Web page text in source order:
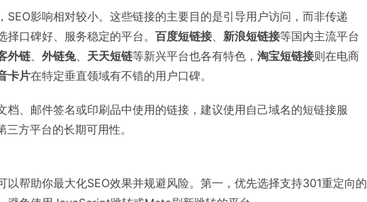
影响相对较小。这些链接的主要目的是引导用户访问，而非传递
口碑好、服务稳定的平台。 百度短链接、 新浪短链接等国内主流平台
外链、 外链兔、 天天短链等新兴平台也各有特色， 淘宝短链接则在电商
卡片在特定垂直领域有不错的用户口碑。
档、邮件签名或印刷品中使用的链接，建议使用自己域名的短链接服
方平台的长期可用性。
帮助你最大化SEO效果并规避风险。第一，优先选择支持301重定向的